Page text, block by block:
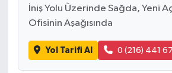
İniş Yolu Üzerinde Sağda, Yeni
Ofisinin Aşağısında
Yol Tarifi Al 0 (216) 441